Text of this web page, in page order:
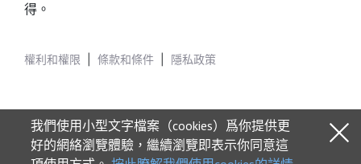
得。
權利和權限 條款和條件 隱私政策
我們使用小型文字檔案（cookies）爲你提供更
好的網絡瀏覽體驗，繼續瀏覽即表示你同意這